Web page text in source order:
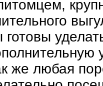
готовы
же любая